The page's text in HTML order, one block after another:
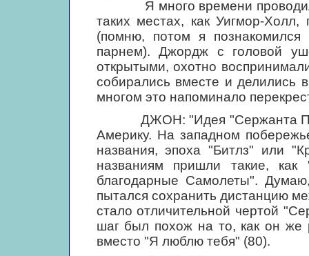
Я много времени проводил,
таких местах, как Уигмор-
(помню, потом я
парнем). Джордж с головой
открытыми, охотно
собирались вместе и делились
многом это напоминало
ДЖОН: "Идея "Сержанта
Америку. На западном
названия, эпоха "Битлз" или
названиям пришли такие,
благодарные Самолеты".
пытался сохранить дистанцию
стало отличительной чертой
шаг был похож на то, как он же
вместо "Я люблю тебя" (80).